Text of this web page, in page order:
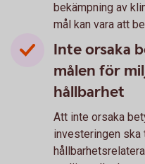
bekämpning av
mål kan vara att
Inte orsaka
målen för
hållbarhet
Att inte orsaka
investeringen